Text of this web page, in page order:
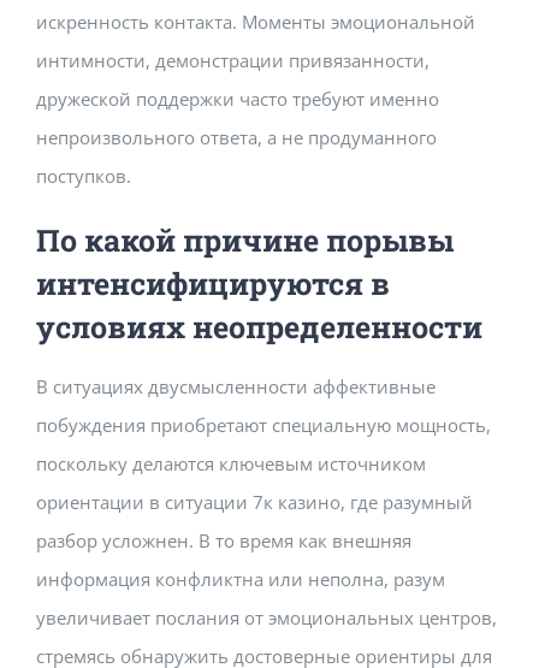
искренность контакта. Моменты эмоциональной
интимности, демонстрации привязанности,
дружеской поддержки часто требуют именно
непроизвольного ответа, а не продуманного
поступков.
По какой причине порывы
интенсифицируются в
условиях неопределенности
В ситуациях двусмысленности аффективные
побуждения приобретают специальную мощность,
поскольку делаются ключевым источником
ориентации в ситуации 7к казино, где разумный
разбор усложнен. В то время как внешняя
информация конфликтна или неполна, разум
увеличивает послания от эмоциональных центров,
стремясь обнаружить достоверные ориентиры для